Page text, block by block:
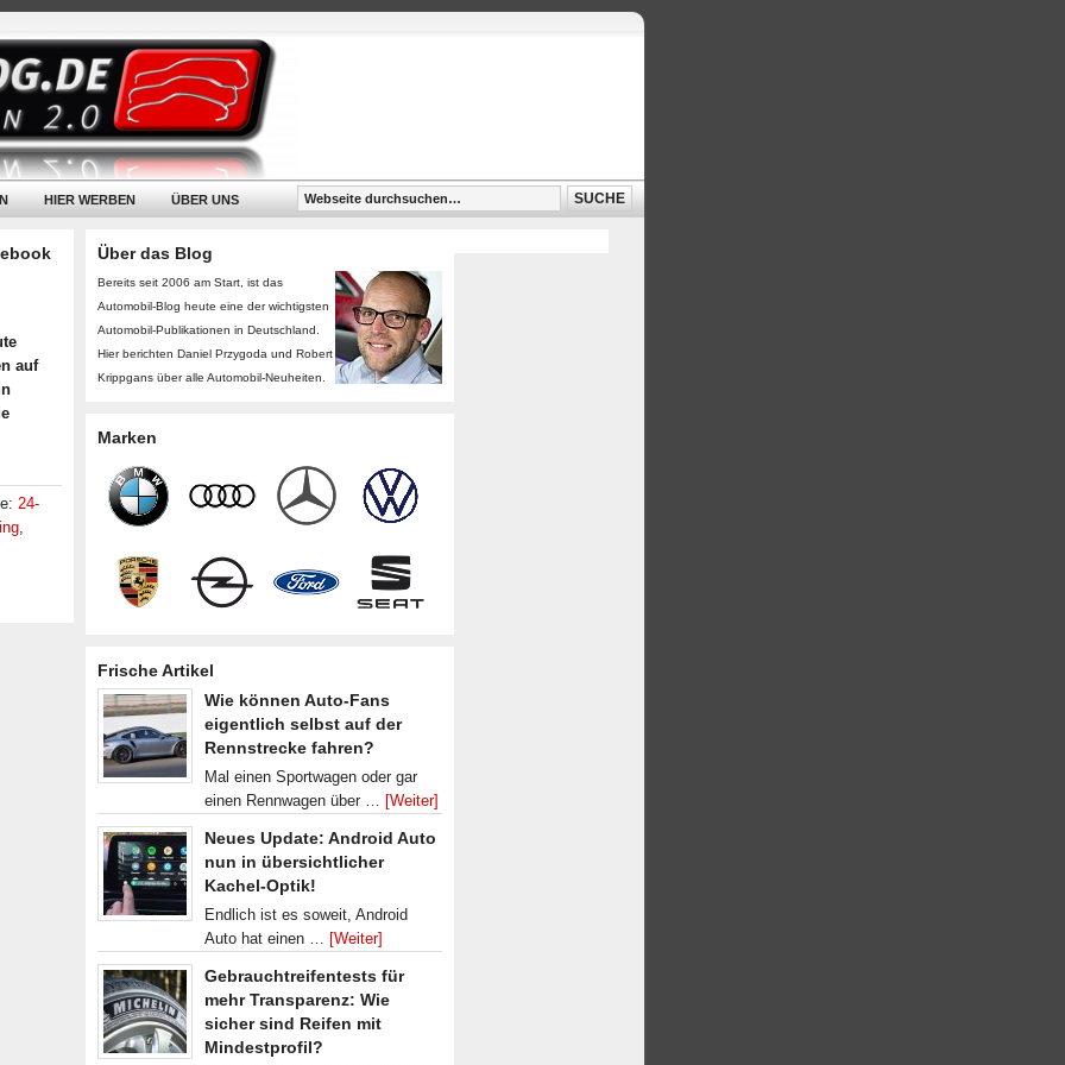
HIER WERBEN ÜBER UNS
auf
24-
,
Über das Blog
Bereits seit 2006 am Start, ist das
Automobil-Blog heute eine der wichtigsten
Automobil-Publikationen in Deutschland.
Hier berichten Daniel Przygoda und Robert
Krippgans über alle Automobil-Neuheiten.
Marken
Frische Artikel
Wie können Auto-Fans
eigentlich selbst auf der
Rennstrecke fahren?
Mal einen Sportwagen oder gar
einen Rennwagen über … [Weiter]
Neues Update: Android Auto
nun in übersichtlicher
Kachel-Optik!
Endlich ist es soweit, Android
Auto hat einen … [Weiter]
Gebrauchtreifentests für
mehr Transparenz: Wie
sicher sind Reifen mit
Mindestprofil?